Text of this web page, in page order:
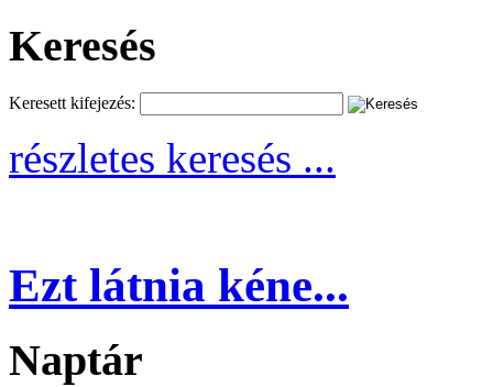
Keresés
Keresett kifejezés:
részletes keresés ...
Ezt látnia kéne...
Naptár